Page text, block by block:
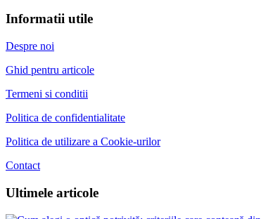
Informatii utile
Despre noi
Ghid pentru articole
Termeni si conditii
Politica de confidentialitate
Politica de utilizare a Cookie-urilor
Contact
Ultimele articole